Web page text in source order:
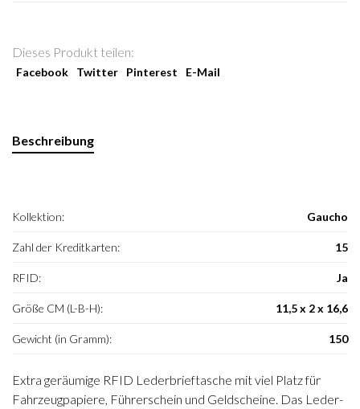
Dieses Produkt teilen:
Facebook Twitter Pinterest E-Mail
Beschreibung
Kollektion: Gaucho
Zahl der Kreditkarten: 15
RFID: Ja
Größe CM (L-B-H): 11,5 x 2 x 16,6
Gewicht (in Gramm): 150
Extra geräumige RFID Lederbrieftasche mit viel Platz für
Fahrzeugpapiere, Führerschein und Geldscheine. Das Leder-